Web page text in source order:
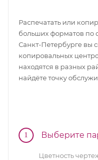
Распечатать или
больших форматов по
Санкт-Петербурге вы
копировальных
находятся в разных
найдёте точку
1 Выберите
Цветность